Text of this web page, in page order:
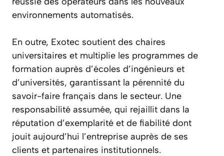
environnements automatisés.
En outre, Exotec soutient des chaires
universitaires et multiplie les programmes de
formation auprès d’écoles d’ingénieurs et
d’universités, garantissant la pérennité du
savoir-faire français dans le secteur. Une
responsabilité assumée, qui rejaillit dans la
réputation d’exemplarité et de fiabilité dont
jouit aujourd’hui l’entreprise auprès de ses
clients et partenaires institutionnels.